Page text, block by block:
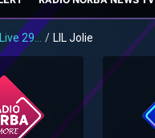
29... / LIL Jolie